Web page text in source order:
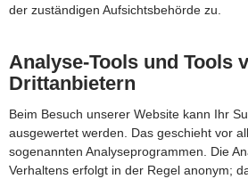
der zuständigen Aufsichtsbehörde zu.
Analyse-Tools und Tools
Drittanbietern
Beim Besuch unserer Website kann Ihr
ausgewertet werden. Das geschieht vor
sogenannten Analyseprogrammen. Die
Verhaltens erfolgt in der Regel anonym;